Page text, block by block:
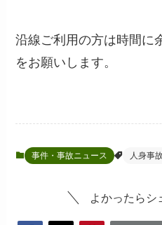
沿線ご利用の方は時間に
をお願いします。
事件・事故ニュース 人身事故
よかったらシ